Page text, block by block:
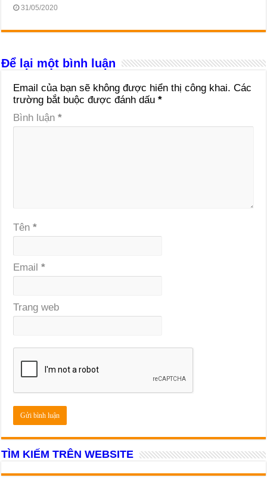
31/05/2020
Để lại một bình luận
Email của bạn sẽ không được hiển thị công khai. Các
trường bắt buộc được đánh dấu*
Bình luận*
Tên*
Email*
Trang web
TÌM KIẾM TRÊN WEBSITE